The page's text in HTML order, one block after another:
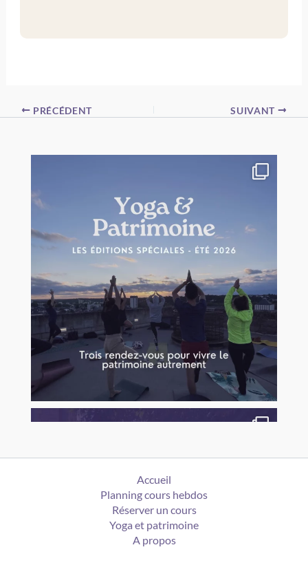
PRÉCÉDENT SUIVANT
Accueil
Planning cours hebdos
Réserver un cours
Yoga et patrimoine
A propos